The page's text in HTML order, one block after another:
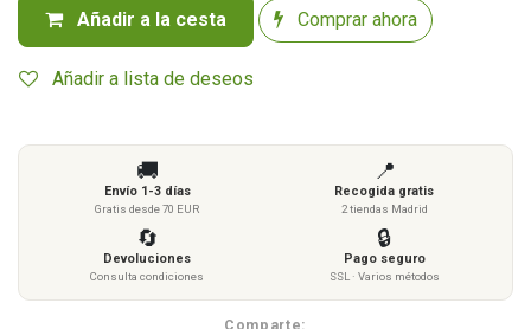
Añadir a la cesta Comprar ahora
Añadir a lista de deseos
🚚
Envío 1-3 días
Gratis desde 70 EUR
📍
Recogida gratis
2 tiendas Madrid
🔄
Devoluciones
Consulta condiciones
🔒
Pago seguro
SSL · Varios métodos
Comparte: